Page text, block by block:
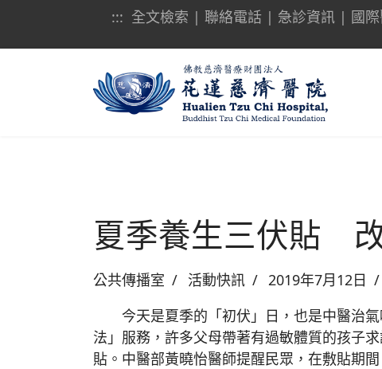
::: 全文檢索 | 聯絡電話| 急診資訊| 國
夏季養生三伏貼
公共傳播室 活動快訊 2019年7月12日
今天是夏季的「初伏」日，也是中醫治氣
法」服務，許多父母帶著有過敏體質的孩子
貼。中醫部黃曉怡醫師提醒民眾，在敷貼期